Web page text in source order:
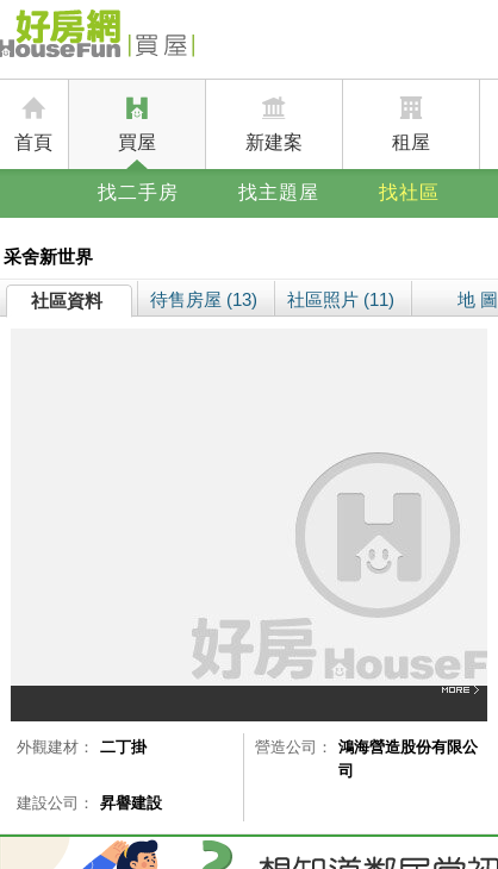
首頁 買屋 新建案 租屋
找二手房 找主題屋 找社區
采舍新世界
社區資料 待售房屋 (13) 社區照片 (11) 地 圖
外觀建材： 二丁掛 營造公司：
鴻海營造股份有限公
司
建設公司：
昇譽建設